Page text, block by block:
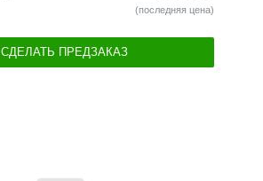
(последняя цена)
СДЕЛАТЬ ПРЕДЗАКАЗ